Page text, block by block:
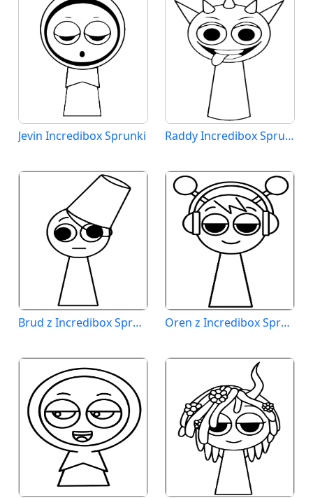
Jevin Incredibox Sprunki Raddy Incredibox Sprunki
Brud z Incredibox Sprunki Oren z Incredibox Sprunki